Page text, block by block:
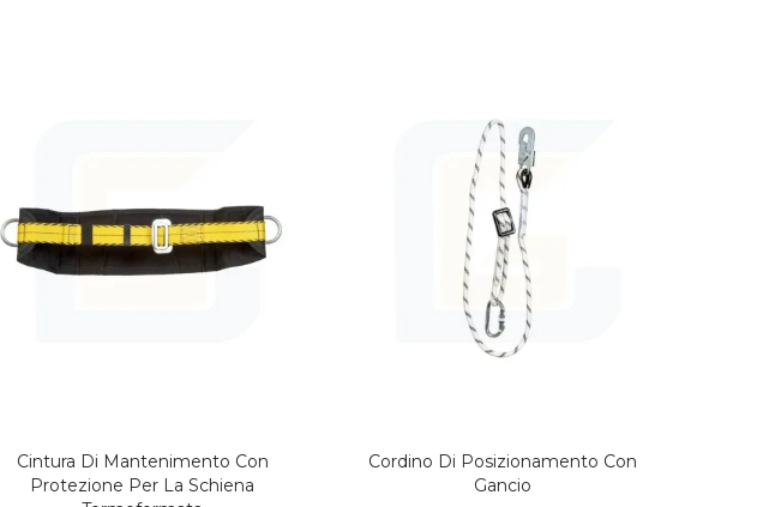
AGGIUNGI AL CARRELLO
Cintura Di Mantenimento Con
Protezione Per La Schiena
AGGIUNGI AL CARRELLO
Cordino Di Posizionamento Con
Gancio